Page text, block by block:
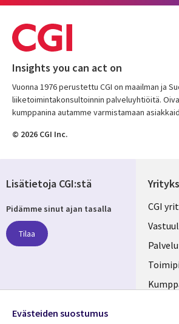
Insights you can act on
Vuonna 1976 perustettu CGI on maailman ja
liiketoimintakonsultoinnin palveluyhtiöitä.
kumppanina autamme varmistamaan
© 2026 CGI Inc.
CGI
Lisätietoja CGI:stä
Pidämme sinut ajan tasalla
Tilaa
Evästeiden suostumus